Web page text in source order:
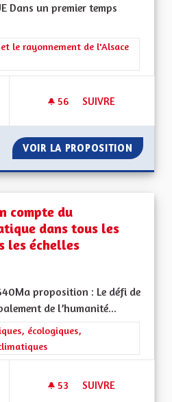
Dans un premier temps
catégorie : La Culture, l'Education et
le rayonnement de l'Alsace
56 56 ABONNÉS
SUIVRE
VOIR LA PROPOSITION UNE
compte du
dans tous les
les échelles
proposition : Le défi de
de l’humanité...
catégorie : Les transitions
écologiques,
53 53 ABONNÉS
SUIVRE